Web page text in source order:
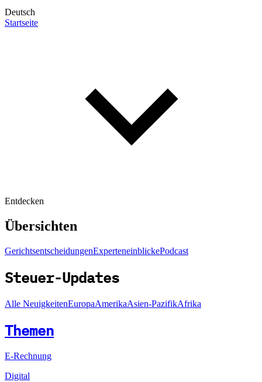
Deutsch
Startseite
Entdecken
Übersichten
GerichtsentscheidungenExperteneinblickePodcast
Steuer-Updates
Alle NeuigkeitenEuropaAmerikaAsien-PazifikAfrika
Themen
E-Rechnung
Digital